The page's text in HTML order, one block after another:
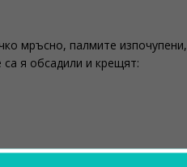
мръсно, палмите изпочупени,
я обсадили и крещят: